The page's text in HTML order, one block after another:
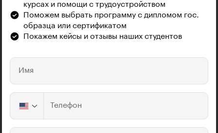
курсах и помощи с трудоустройством
Поможем выбрать программу с дипломом гос.
образца или сертификатом
Покажем кейсы и отзывы наших студентов
Имя
Телефон